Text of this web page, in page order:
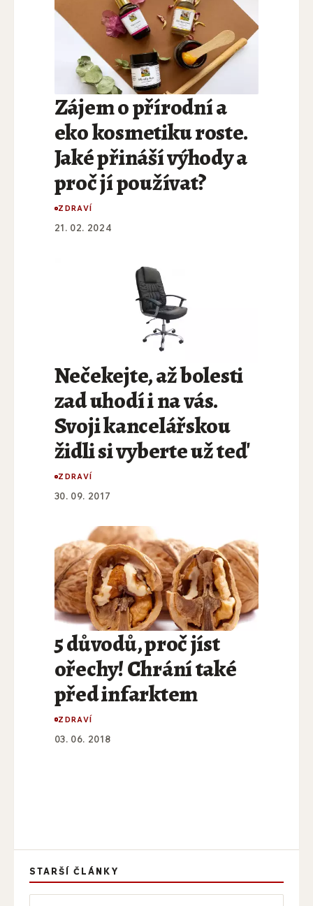
Zájem o přírodní a
eko kosmetiku roste.
Jaké přináší výhody a
proč jí používat?
ZDRAVÍ
21. 02. 2024
Nečekejte, až bolesti
zad uhodí i na vás.
Svoji kancelářskou
židli si vyberte už teď
ZDRAVÍ
30. 09. 2017
5 důvodů, proč jíst
ořechy! Chrání také
před infarktem
ZDRAVÍ
03. 06. 2018
STARŠÍ ČLÁNKY